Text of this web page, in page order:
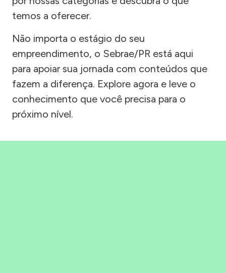
temos a oferecer.
Não importa o estágio do seu
empreendimento, o Sebrae/PR está aqui
para apoiar sua jornada com conteúdos que
fazem a diferença. Explore agora e leve o
conhecimento que você precisa para o
próximo nível.